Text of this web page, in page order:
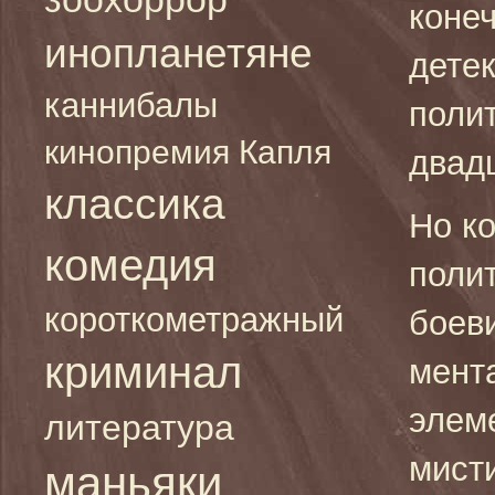
инопланетяне
каннибалы
кинопремия Капля
классика
комедия
короткометражный
криминал
литература
маньяки
Но